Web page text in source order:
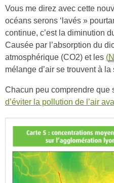
Vous me direz avec cette
océans serons ‘lavés »
continue, c’est la diminution
Causée par l’absorption du
atmosphérique (CO2) et les (
mélange d’air se trouvent à la
Chacun peu comprendre que
d’éviter la pollution de l’air